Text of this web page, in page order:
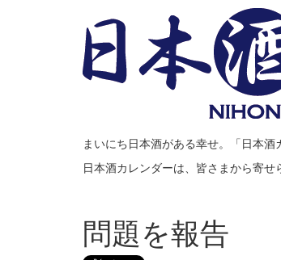
まいにち日本酒がある幸せ。「日本酒
日本酒カレンダーは、皆さまから寄
問題を報告